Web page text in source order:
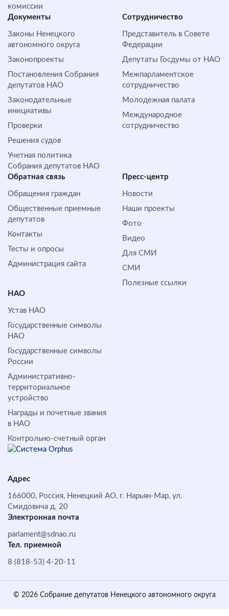
комиссии
Документы
Законы Ненецкого
автономного округа
Законопроекты
Постановления Собрания
депутатов НАО
Законодательные
инициативы
Проверки
Решения судов
Учетная политика
Собрания депутатов НАО
Сотрудничество
Представитель в Совете
Федерации
Депутаты Госдумы от НАО
Межпарламентское
сотрудничество
Молодежная палата
Международное
сотрудничество
Обратная cвязь
Обращения граждан
Общественные приемные
депутатов
Контакты
Тесты и опросы
Администрация сайта
Пресс-центр
Новости
Наши проекты
Фото
Видео
Для СМИ
СМИ
Полезные ссылки
НАО
Устав НАО
Государственные символы
НАО
Государственные символы
России
Административно-
территориальное
устройство
Награды и почетные звания
в НАО
Контрольно-счетный орган
Адрес
166000, Россия, Ненецкий АО, г. Нарьян-Мар, ул.
Смидовича д. 20
Электронная почта
parlament@sdnao.ru
Тел. приемной
8 (818-53) 4-20-11
© 2026 Собрание депутатов Ненецкого автономного округа